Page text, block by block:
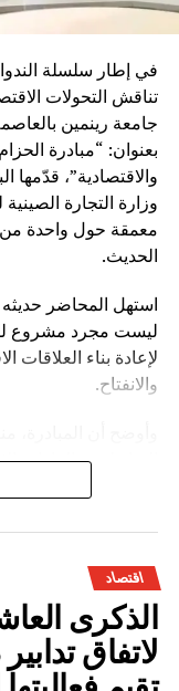
في إطار سلسلة
تناقش التحولات
جامعة رينمين
بعنوان: “مبادرة
والاقتصادية”،
وزارة التجارة
معمقة حول واحدة من
الحديث.
استهل المحاضر حديثه
ليست مجرد مشروع
لإعادة بناء العلاقات
والانفتاح.
الترابط بين
والسكك الحديدية
الصناعي.
وخلال عرضه
في خلق دينامية
من خلال:
اقتصاد
الذكرى
لاتفاق